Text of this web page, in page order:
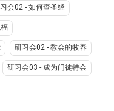
会02 - 如何查圣经
研习会02 - 教会的牧养
研习会03 - 成为门徒特会